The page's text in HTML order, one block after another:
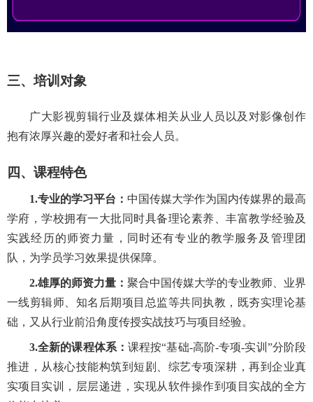
三、培训对象
广大影视剪辑行业及媒体相关从业人员以及对影像创作
抱有浓厚兴趣的爱好者和社会人员。
四、课程特色
1.专业的学习平台： 中国传媒大学作为国内传媒界的最高
学府，学校拥有一大批同时具备理论素养、丰富教学经验及
实践经历的师资力量，同时还有专业的教学服务及管理团
队，为学员学习效果提供保障。
2.雄厚的师资力量： 聚合中国传媒大学的专业教师、业界
一线剪辑师、知名后期项目总监等共同执教，既夯实理论基
础，又从行业前沿角度传授实战技巧与项目经验。
3.全新的课程体系： 课程按“基础-高阶-专项-实训”分阶段
推进，从核心技能构筑到短剧、综艺专项深耕，再到企业真
实项目实训，层层递进，实现从软件操作到项目实战的全方